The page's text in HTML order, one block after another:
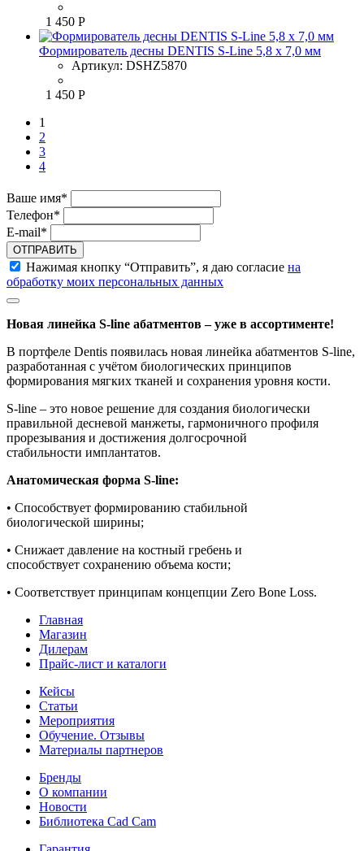
1 450 Р
Формирователь десны DENTIS S-Line 5,8 x 7,0 мм
Артикул: DSHZ5870
1 450 Р
1
2
3
4
Ваше имя*
Телефон*
E-mail*
ОТПРАВИТЬ
Нажимая кнопку “Отправить”, я даю согласие на
обработку моих персональных данных
Новая линейка S-line абатментов – уже в ассортименте!
В портфеле Dentis появилась новая линейка абатментов S-line,
разработанная с учётом биологических принципов
формирования мягких тканей и сохранения уровня кости.
S-line – это новое решение для создания биологически
правильной десневой манжеты, гармоничного профиля
прорезывания и достижения долгосрочной
стабильности имплантатов.
Анатомическая форма S-line:
• Cпособствует формированию стабильной
биологической ширины;
• Cнижает давление на костный гребень и
способствует сохранению объема кости;
• Cоответствует принципам концепции Zero Bone Loss.
Главная
Магазин
Дилерам
Прайс-лист и каталоги
Кейсы
Статьи
Мероприятия
Обучение. Отзывы
Материалы партнеров
Бренды
О компании
Новости
Библиотека Cad Cam